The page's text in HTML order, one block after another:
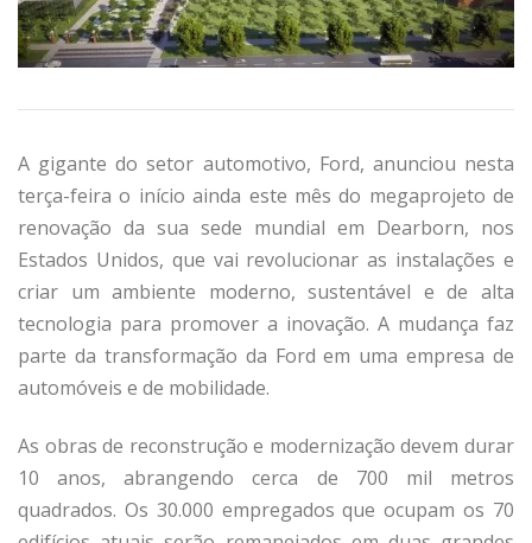
A gigante do setor automotivo, Ford, anunciou nesta
terça-feira o início ainda este mês do megaprojeto de
renovação da sua sede mundial em Dearborn, nos
Estados Unidos, que vai revolucionar as instalações e
criar um ambiente moderno, sustentável e de alta
tecnologia para promover a inovação. A mudança faz
parte da transformação da Ford em uma empresa de
automóveis e de mobilidade.
As obras de reconstrução e modernização devem durar
10 anos, abrangendo cerca de 700 mil metros
quadrados. Os 30.000 empregados que ocupam os 70